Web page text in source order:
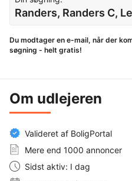
Randers, Randers C,
Du modtager en e-mail, når der
søgning - helt gratis!
Om udlejeren
Valideret af BoligPortal
Mere end 1000 annoncer
Sidst aktiv: I dag